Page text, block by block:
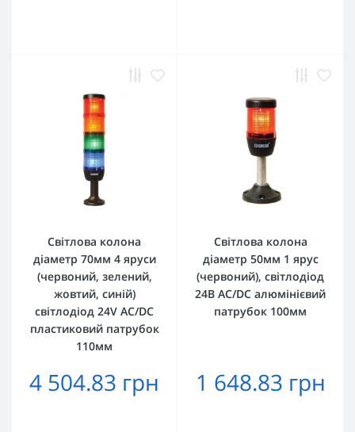
Світлова колона
діаметр 70мм 4 яруси
(червоний, зелений,
жовтий, синій)
світлодіод 24V AC/DC
пластиковий патрубок
110мм
4 504.83 грн
Світлова колона
діаметр 50мм 1 ярус
(червоний), світлодіод
24В AC/DC алюмінієвий
патрубок 100мм
1 648.83 грн